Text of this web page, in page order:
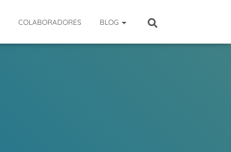
COLABORADORES BLOG